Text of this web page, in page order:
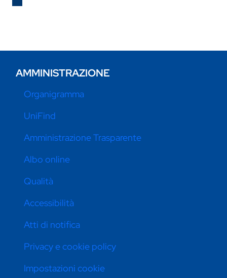
AMMINISTRAZIONE
Organigramma
UniFind
Amministrazione Trasparente
Albo online
Qualità
Accessibilità
Atti di notifica
Privacy e cookie policy
Impostazioni cookie